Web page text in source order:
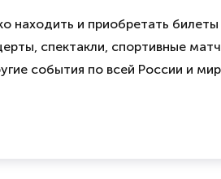
находить и приобретать билеты
спектакли, спортивные
события по всей России и